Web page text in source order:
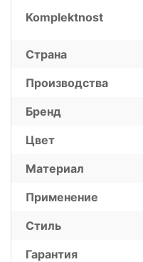
Komplektnost
Страна
Производства
Бренд
Цвет
Материал
Применение
Стиль
Гарантия